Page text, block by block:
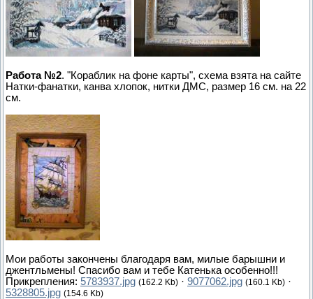
Работа №2. "Кораблик на фоне карты", схема взята на сайте
Натки-фанатки, канва хлопок, нитки ДМС, размер 16 см. на 22
см.
Мои работы закончены благодаря вам, милые барышни и
джентльмены! Спасибо вам и тебе Катенька особенно!!!
Прикрепления: 5783937.jpg (162.2 Kb) · 9077062.jpg (160.1 Kb) ·
5328805.jpg (154.6 Kb)